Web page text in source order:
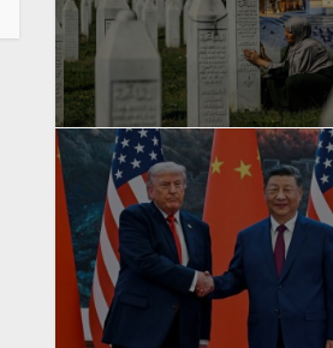
yazan Bahri Ak
yazanBahri Ak